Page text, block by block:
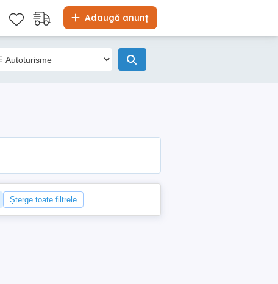
Adaugă anunț
Șterge toate filtrele